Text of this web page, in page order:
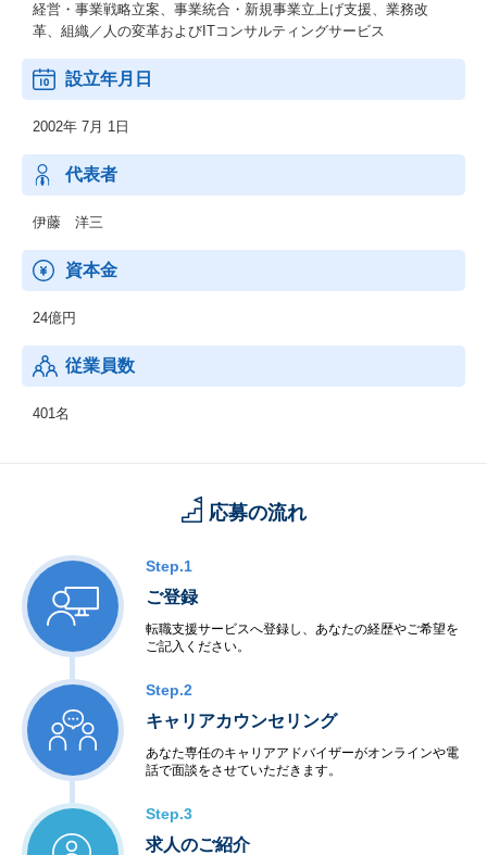
経営・事業戦略立案、事業統合・新規事業立上げ支援、業務改
革、組織／人の変革およびITコンサルティングサービス
設立年月日
2002年 7月 1日
代表者
伊藤 洋三
資本金
24億円
従業員数
401名
応募の流れ
Step.1
ご登録
転職支援サービスへ登録し、あなたの経歴やご希望を
ご記入ください。
Step.2
キャリアカウンセリング
あなた専任のキャリアアドバイザーがオンラインや電
話で面談をさせていただきます。
Step.3
求人のご紹介